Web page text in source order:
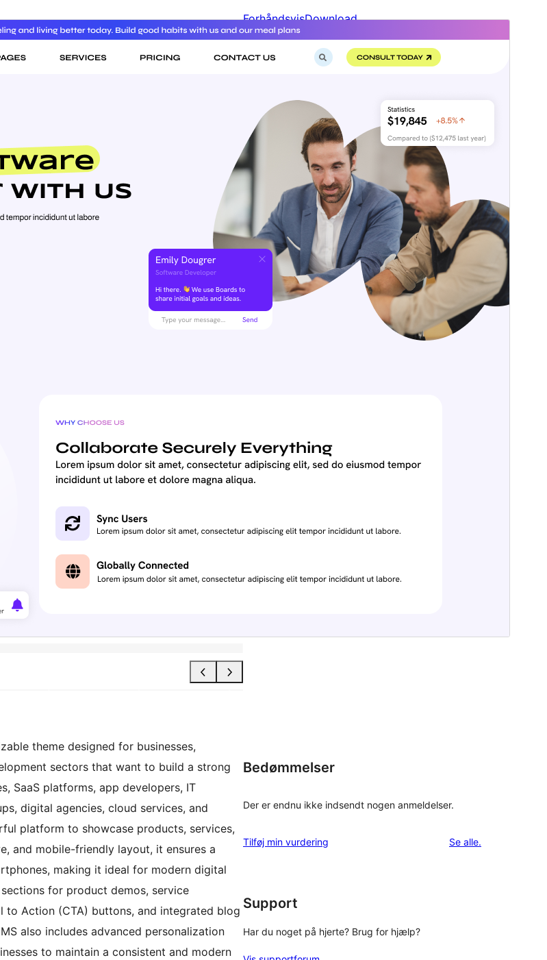
ForhåndsvisDownload
Sidst opdateret
15. juli 2026
PHP version
Tema-websted
theme designed for businesses,
sectors that want to build a strong
SaaS platforms, app developers, IT
digital agencies, cloud services, and
platform to showcase products, services,
and mobile-friendly layout, it ensures a
making it ideal for modern digital
for product demos, service
to Action (CTA) buttons, and integrated blog
also includes advanced personalization
to maintain a consistent and modern
Bedømmelser
Der er endnu ikke indsendt nogen anmeldelser.
Tilføj min vurdering Se alleanmeldelser
.
Support
Har du noget på hjerte? Brug for hjælp?